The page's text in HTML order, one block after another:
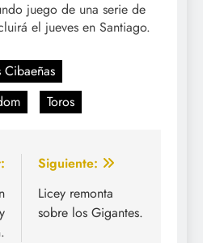
juego de una serie de
el jueves en Santiago.
Toros
Siguiente:
Licey remonta
sobre los Gigantes.